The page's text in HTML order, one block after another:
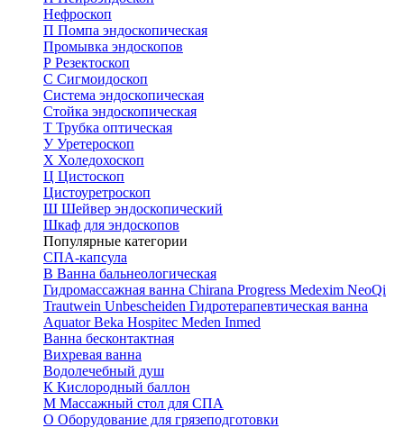
Нефроскоп
П Помпа эндоскопическая
Промывка эндоскопов
Р Резектоскоп
С Сигмоидоскоп
Система эндоскопическая
Стойка эндоскопическая
Т Трубка оптическая
УУретероскоп
Х Холедохоскоп
Ц Цистоскоп
Цистоуретроскоп
Ш Шейвер эндоскопический
Шкаф для эндоскопов
Популярные категории
СПА-капсула
В Ванна бальнеологическая
Гидромассажная ванна Chirana Progress Medexim NeoQi
Trautwein Unbescheiden Гидротерапевтическая ванна
AquatorBeka Hospitec Meden Inmed
Ванна бесконтактная
Вихревая ванна
Водолечебный душ
К Кислородный баллон
М Массажный стол для СПА
О Оборудование для грязеподготовки